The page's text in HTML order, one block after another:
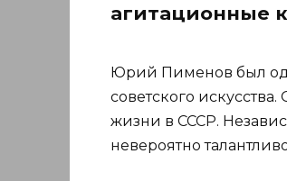
агитационные
Юрий Пименов был
советского
жизни в СССР.
невероятно